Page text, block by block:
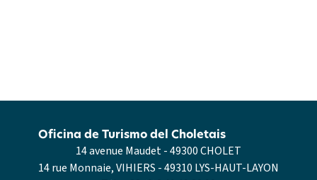
14 avenue Maudet - 49300 CHOLET
14 rue Monnaie, VIHIERS - 49310 LYS-HAUT-LAYON
Oficina de Turismo del Choletais